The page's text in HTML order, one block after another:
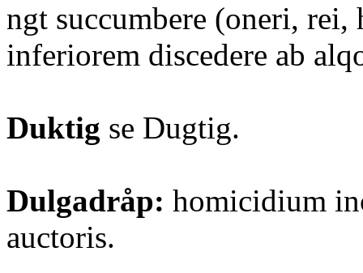
ngt succumbere (oneri,
inferiorem discedere ab
Duktig se Dugtig.
Dulgadråp: homicidium
auctoris.